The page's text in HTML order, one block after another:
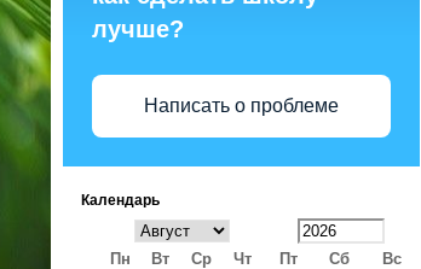
лучше?
Написать о проблеме
Календарь
Пн Вт Ср Чт Пт Сб
Вс